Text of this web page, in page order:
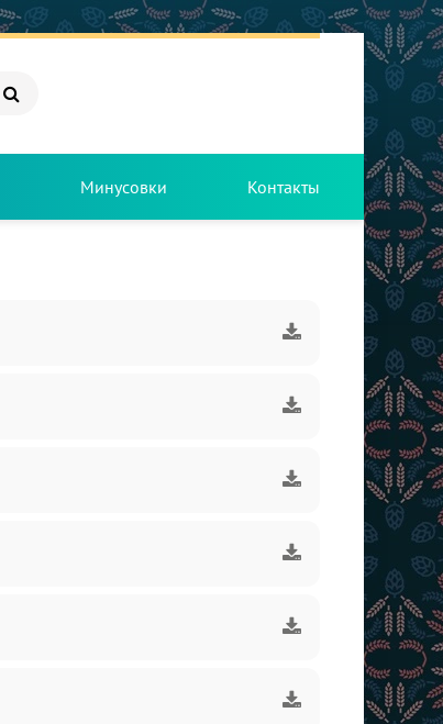
Минусовки Контакты